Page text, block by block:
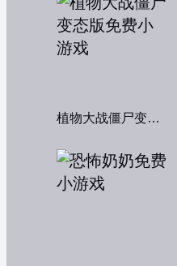
植物大战僵尸变态版